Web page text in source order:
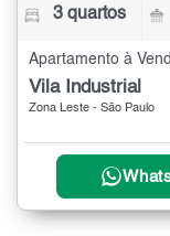
3 quartos
Apartamento à
Vila Industrial
Zona Leste - São Paulo